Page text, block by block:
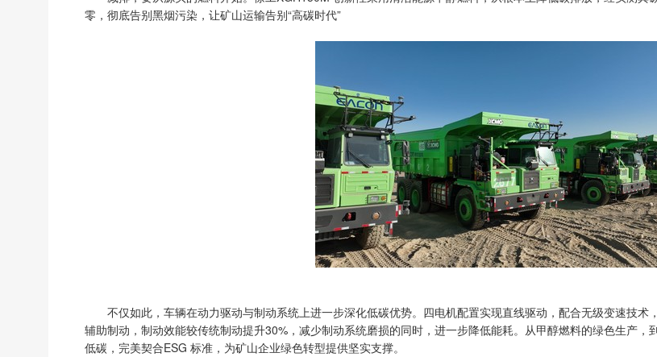
零，彻底告别黑烟污染，让矿山运输告别“高碳时代”
不仅如此，车辆在动力驱动与制动系统上进一步深化低碳优势。四电机配置实现直线驱动，配合无级变速技
辅助制动，制动效能较传统制动提升30%，减少制动系统磨损的同时，进一步降低能耗。从甲醇燃料的绿色生产
低碳，完美契合ESG 标准，为矿山企业绿色转型提供坚实支撑。